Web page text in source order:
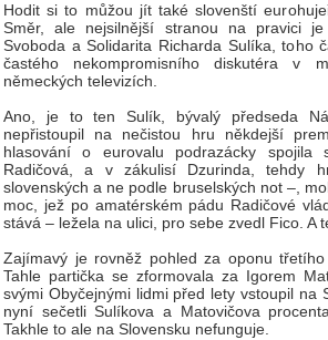
Hodit si to můžou jít také slovenští
Směr, ale nejsilnější stranou na pravici je
Svoboda a Solidarita Richarda Sulíka, toho
častého nekompromisního diskutéra v
německých televizích.
Ano, je to ten Sulík, bývalý předseda
nepřistoupil na nečistou hru někdejší
hlasování o eurovalu podrazácky
Radičová, a v zákulisí Dzurinda, tehdy
slovenských a ne podle bruselských not –,
moc, jež po amatérském pádu Radičové
stává – ležela na ulici, pro sebe zvedl Fico. A
Zajímavý je rovněž pohled za oponu
Tahle partička se zformovala za Igorem
svými Obyčejnými lidmi před lety vstoupil na
nyní sečetli Sulíkova a Matovičova
Takhle to ale na Slovensku nefunguje.